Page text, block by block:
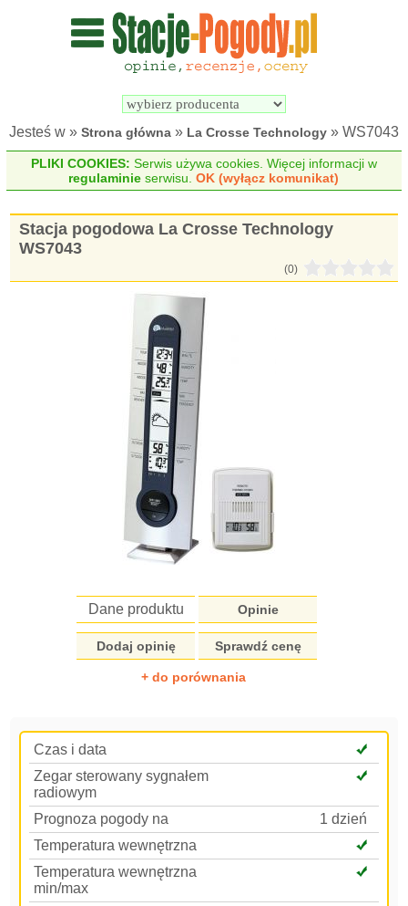
Wyszukiwarka
pogodowych
Jesteś w » Strona główna » La Crosse Technology » WS7043
PLIKI COOKIES: Serwis używa cookies. Więcej informacji w
regulaminie serwisu.OK (wyłącz komunikat)
Stacja pogodowa La Crosse Technology
WS7043
(0)
Dane produktu Opinie
Dodaj opinię Sprawdź cenę
+ do porównania
Czas i data
Zegar sterowany sygnałem
radiowym
Prognoza pogody na
1 dzień
Temperatura wewnętrzna
Temperatura wewnętrzna
min/max